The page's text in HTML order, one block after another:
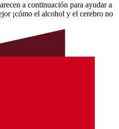
a continuación para ayudar a
¡cómo el alcohol y el cerebro no